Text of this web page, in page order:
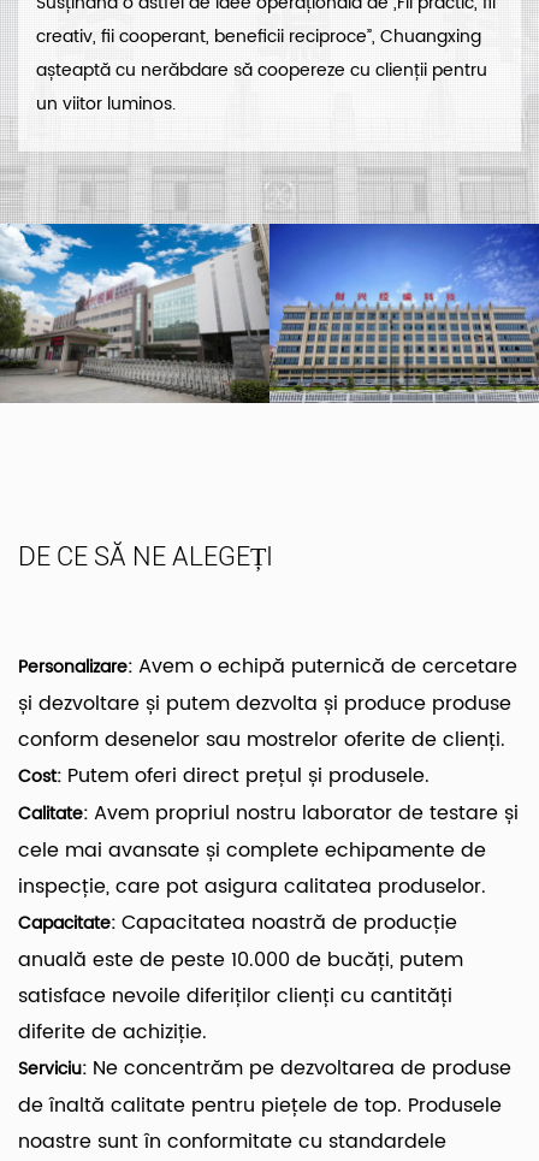
creativ, fii cooperant, beneficii reciproce”, Chuangxing
așteaptă cu nerăbdare să coopereze cu clienții pentru
un viitor luminos.
DE CE SĂ NE ALEGEȚI
Personalizare: Avem o echipă puternică de cercetare
și dezvoltare și putem dezvolta și produce produse
conform desenelor sau mostrelor oferite de clienți.
Cost: Putem oferi direct prețul și produsele.
Calitate: Avem propriul nostru laborator de testare și
cele mai avansate și complete echipamente de
inspecție, care pot asigura calitatea produselor.
Capacitate: Capacitatea noastră de producție
anuală este de peste 10.000 de bucăți, putem
satisface nevoile diferiților clienți cu cantități
diferite de achiziție.
Serviciu: Ne concentrăm pe dezvoltarea de produse
de înaltă calitate pentru piețele de top. Produsele
noastre sunt în conformitate cu standardele